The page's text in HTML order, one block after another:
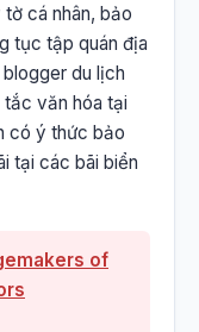
cá nhân, bảo
tục tập quán địa
du lịch
văn hóa tại
có ý thức bảo
tại các bãi biển
of